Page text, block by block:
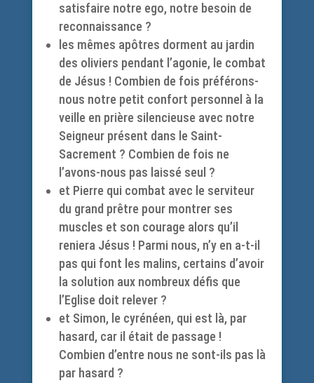
satisfaire notre ego, notre besoin de
reconnaissance ?
les mêmes apôtres dorment au jardin
des oliviers pendant l’agonie, le combat
de Jésus ! Combien de fois préférons-
nous notre petit confort personnel à la
veille en prière silencieuse avec notre
Seigneur présent dans le Saint-
Sacrement ? Combien de fois ne
l’avons-nous pas laissé seul ?
et Pierre qui combat avec le serviteur
du grand prêtre pour montrer ses
muscles et son courage alors qu’il
reniera Jésus ! Parmi nous, n’y en a-t-il
pas qui font les malins, certains d’avoir
la solution aux nombreux défis que
l’Eglise doit relever ?
et Simon, le cyrénéen, qui est là, par
hasard, car il était de passage !
Combien d’entre nous ne sont-ils pas là
par hasard ?